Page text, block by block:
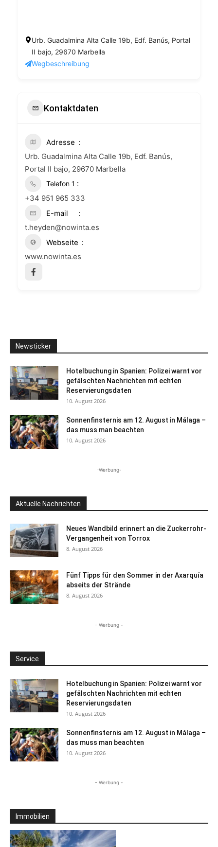
Urb. Guadalmina Alta Calle 19b, Edf. Banús, Portal
II bajo, 29670 Marbella
Wegbeschreibung
Kontaktdaten
Adresse
Urb. Guadalmina Alta Calle 19b, Edf. Banús,
Portal II bajo, 29670 Marbella
+34 951 965 333
E-mail
t.heyden@nowinta.es
Webseite
www.nowinta.es
Newsticker
Hotelbuchung in Spanien: Polizei warnt vor
gefälschten Nachrichten mit echten
Reservierungsdaten
10. August 2026
Sonnenfinsternis am 12. August in Málaga –
das muss man beachten
10. August 2026
-Werbung-
Aktuelle Nachrichten
Neues Wandbild erinnert an die Zuckerrohr-
Vergangenheit von Torrox
8. August 2026
Fünf Tipps für den Sommer in der Axarquía
abseits der Strände
8. August 2026
- Werbung -
Service
Hotelbuchung in Spanien: Polizei warnt vor
gefälschten Nachrichten mit echten
Reservierungsdaten
10. August 2026
Sonnenfinsternis am 12. August in Málaga –
das muss man beachten
10. August 2026
- Werbung -
Immobilien